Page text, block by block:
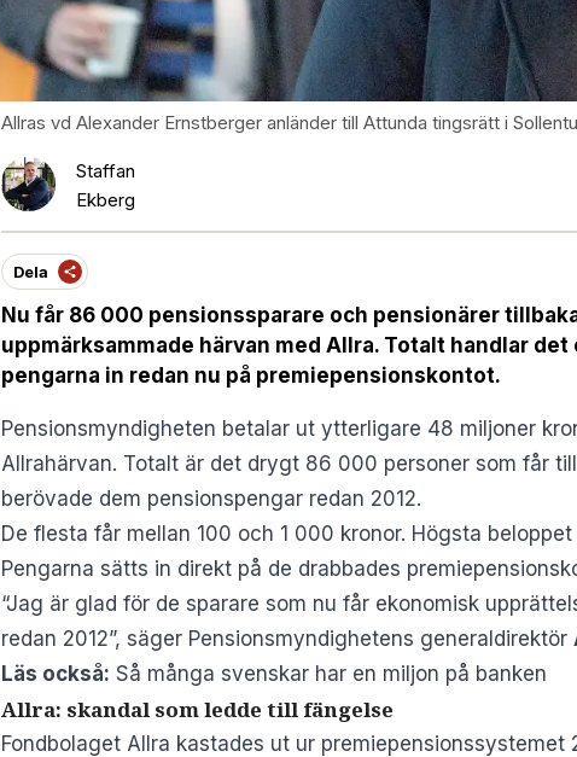
Allras vd Alexander Ernstberger anländer till Attunda tingsrätt i
Staffan
Ekberg
Dela
Nu får 86 000 pensionssparare och pensionärer
uppmärksammade härvan med Allra. Totalt handlar
pengarna in redan nu på premiepensionskontot.
Pensionsmyndigheten betalar ut ytterligare 48 miljoner
Allrahärvan. Totalt är det drygt 86 000 personer som får
berövade dem pensionspengar redan 2012.
De flesta får mellan 100 och 1 000 kronor. Högsta
Pengarna sätts in direkt på de drabbades
“Jag är glad för de sparare som nu får ekonomisk
redan 2012”, säger Pensionsmyndighetens generaldirektör
Läs också: Så många svenskar har en miljon på banken
Allra: skandal som ledde till fängelse
Fondbolaget Allra kastades ut ur